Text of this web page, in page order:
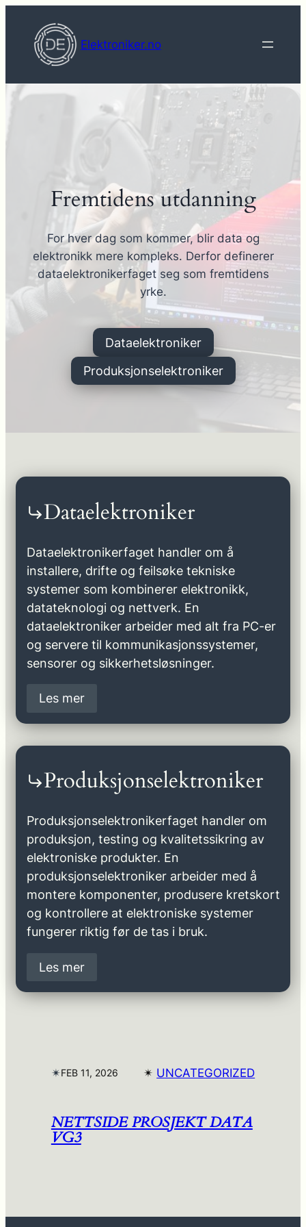
innhold
Elektroniker.no
Fremtidens utdanning
For hver dag som kommer, blir data og
elektronikk mere kompleks. Derfor definerer
dataelektronikerfaget seg som fremtidens
yrke.
Dataelektroniker
Produksjonselektroniker
Dataelektroniker
Dataelektronikerfaget handler om å
installere, drifte og feilsøke tekniske
systemer som kombinerer elektronikk,
datateknologi og nettverk. En
dataelektroniker arbeider med alt fra PC-er
og servere til kommunikasjonssystemer,
sensorer og sikkerhetsløsninger.
Les mer
Produksjonselektroniker
Produksjonselektronikerfaget handler om
produksjon, testing og kvalitetssikring av
elektroniske produkter. En
produksjonselektroniker arbeider med å
montere komponenter, produsere kretskort
og kontrollere at elektroniske systemer
fungerer riktig før de tas i bruk.
Les mer
✴︎FEB 11, 2026 ✴︎ UNCATEGORIZED
NETTSIDE PROSJEKT DATA
VG3